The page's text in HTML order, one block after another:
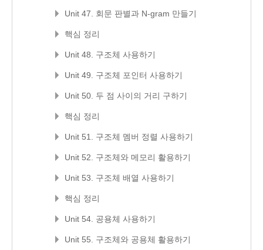
Unit 47. 회문 판별과 N-gram 만들기
핵심 정리
Unit 48. 구조체 사용하기
Unit 49. 구조체 포인터 사용하기
Unit 50. 두 점 사이의 거리 구하기
핵심 정리
Unit 51. 구조체 멤버 정렬 사용하기
Unit 52. 구조체와 메모리 활용하기
Unit 53. 구조체 배열 사용하기
핵심 정리
Unit 54. 공용체 사용하기
Unit 55. 구조체와 공용체 활용하기